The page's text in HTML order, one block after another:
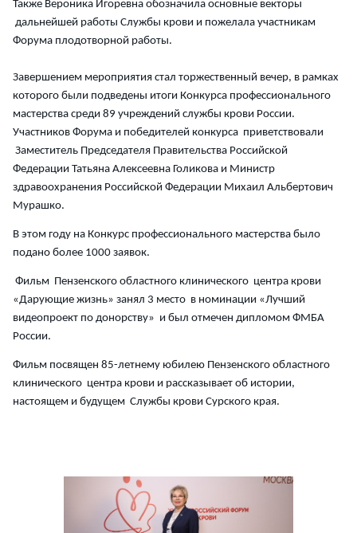
Также Вероника Игоревна обозначила основные векторы
дальнейшей работы Службы крови и пожелала участникам
Форума плодотворной работы.
Завершением мероприятия стал торжественный вечер, в рамках
которого были подведены итоги Конкурса профессионального
мастерства среди 89 учреждений службы крови России.
Участников Форума и победителей конкурса приветствовали
Заместитель Председателя Правительства Российской
Федерации Татьяна Алексеевна Голикова и Министр
здравоохранения Российской Федерации Михаил Альбертович
Мурашко.
В этом году на Конкурс профессионального мастерства было
подано более 1000 заявок.
Фильм Пензенского областного клинического центра крови
«Дарующие жизнь» занял 3 место в номинации «Лучший
видеопроект по донорству» и был отмечен дипломом ФМБА
России.
Фильм посвящен 85-летнему юбилею Пензенского областного
клинического центра крови и рассказывает об истории,
настоящем и будущем Службы крови Сурского края.